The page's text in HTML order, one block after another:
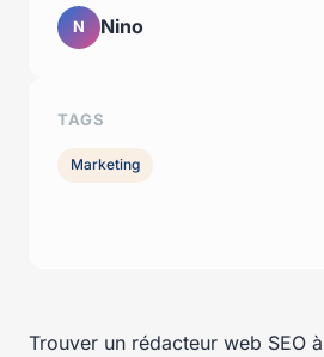
Trouver un rédacteur web SEO
N Nino
TAGS
Marketing